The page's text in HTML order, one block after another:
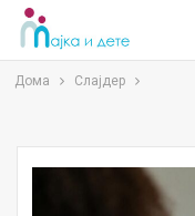
Дома Слајдер